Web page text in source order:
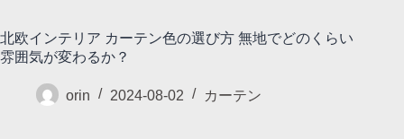
北欧インテリア カーテン色の選び方 無地でどのくらい
雰囲気が変わるか？
orin 2024-08-02 カーテン